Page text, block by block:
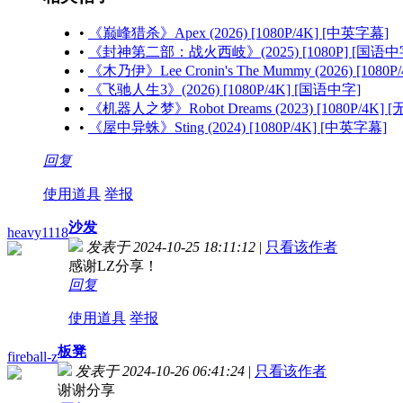
•
《巅峰猎杀》Apex (2026) [1080P/4K] [中英字幕]
•
《封神第二部：战火西岐》(2025) [1080P] [国语
•
《木乃伊》Lee Cronin's The Mummy (2026)
•
《飞驰人生3》(2026) [1080P/4K] [国语中字]
•
《机器人之梦》Robot Dreams (2023) [1080P/4K] [
•
《屋中异蛛》Sting (2024) [1080P/4K] [中英字幕]
回复
使用道具 举报
heavy1118沙发
发表于 2024-10-25 18:11:12 | 只看该作者
感谢LZ分享！
回复
使用道具 举报
fireball-z板凳
发表于 2024-10-26 06:41:24 | 只看该作者
谢谢分享